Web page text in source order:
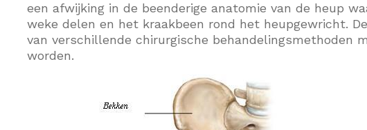
een afwijking in de beenderige anatomie van de heup
weke delen en het kraakbeen rond het heupgewricht.
van verschillende chirurgische behandelingsmethoden
worden.